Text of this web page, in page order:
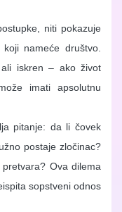
niti pokazuje
nameće društvo.
iskren – ako život
imati apsolutnu
pitanje: da li čovek
postaje zločinac?
Ova dilema
sopstveni odnos